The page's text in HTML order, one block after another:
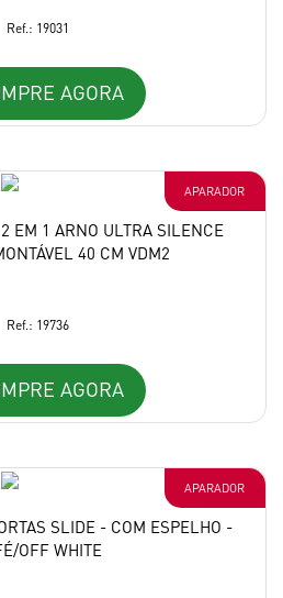
Ref.: 19031
AGORA
APARADOR
EM 1 ARNO ULTRA SILENCE
40 CM VDM2
Ref.: 19736
AGORA
APARADOR
SLIDE - COM ESPELHO -
OFF WHITE